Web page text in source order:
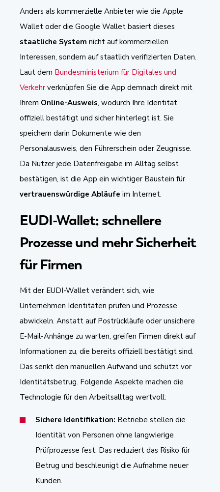
Anders als kommerzielle Anbieter wie die Apple
Wallet oder die Google Wallet basiert dieses
staatliche System nicht auf kommerziellen
Interessen, sondern auf staatlich verifizierten Daten.
Laut dem Bundesministerium für Digitales und
Verkehr verknüpfen Sie die App demnach direkt mit
Ihrem Online-Ausweis, wodurch Ihre Identität
offiziell bestätigt und sicher hinterlegt ist. Sie
speichern darin Dokumente wie den
Personalausweis, den Führerschein oder Zeugnisse.
Da Nutzer jede Datenfreigabe im Alltag selbst
bestätigen, ist die App ein wichtiger Baustein für
vertrauenswürdige Abläufe im Internet.
EUDI-Wallet: schnellere
Prozesse und mehr Sicherheit
für Firmen
Mit der EUDI-Wallet verändert sich, wie
Unternehmen Identitäten prüfen und Prozesse
abwickeln. Anstatt auf Postrückläufe oder unsichere
E-Mail-Anhänge zu warten, greifen Firmen direkt auf
Informationen zu, die bereits offiziell bestätigt sind.
Das senkt den manuellen Aufwand und schützt vor
Identitätsbetrug. Folgende Aspekte machen die
Technologie für den Arbeitsalltag wertvoll:
Sichere Identifikation: Betriebe stellen die
Identität von Personen ohne langwierige
Prüfprozesse fest. Das reduziert das Risiko für
Betrug und beschleunigt die Aufnahme neuer
Kunden.